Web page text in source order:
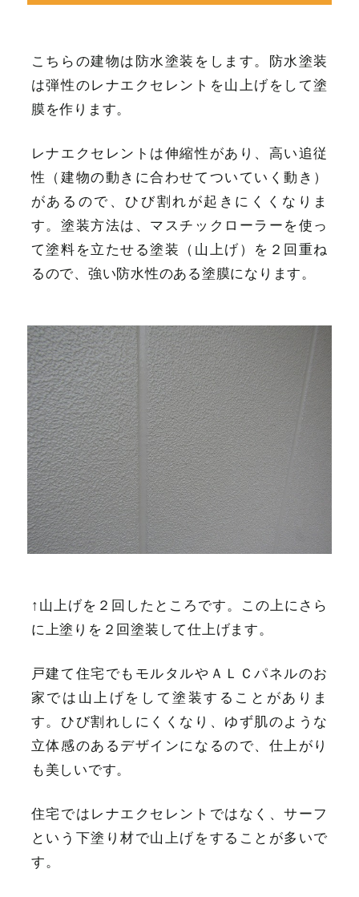
こちらの建物は防水塗装をします。防水塗装
は弾性のレナエクセレントを山上げをして塗
膜を作ります。
レナエクセレントは伸縮性があり、高い追従
性（建物の動きに合わせてついていく動き）
があるので、ひび割れが起きにくくなりま
す。塗装方法は、マスチックローラーを使っ
て塗料を立たせる塗装（山上げ）を２回重ね
るので、強い防水性のある塗膜になります。
↑山上げを２回したところです。この上にさら
に上塗りを２回塗装して仕上げます。
戸建て住宅でもモルタルやＡＬＣパネルのお
家では山上げをして塗装することがありま
す。ひび割れしにくくなり、ゆず肌のような
立体感のあるデザインになるので、仕上がり
も美しいです。
住宅ではレナエクセレントではなく、サーフ
という下塗り材で山上げをすることが多いで
す。